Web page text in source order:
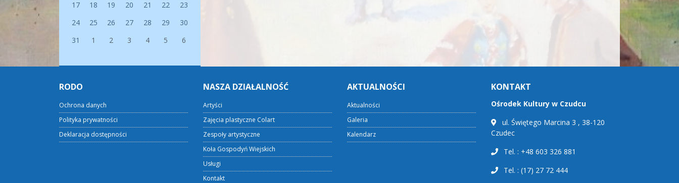
17
18 19 20 21 22
23
24
25 26 27 28 29
30
31
1 2 3 4 5 6
RODO
Ochrona danych
Polityka prywatności
Deklaracja dostępności
NASZA DZIAŁALNOŚĆ
Artyści
Zajęcia plastyczne Colart
Zespoły artystyczne
Koła Gospodyń Wiejskich
Usługi
Kontakt
AKTUALNOŚCI
Aktualności
Galeria
Kalendarz
KONTAKT
Ośrodek Kultury w Czudcu
ul. Świętego Marcina 3 , 38-120
Czudec
Tel. : +48 603 326 881
Tel. : (17) 27 72 444